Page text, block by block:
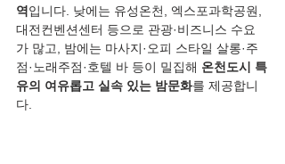
역 입니다. 낮에는 유성온천, 엑스포과학공원,
대전컨벤션센터 등으로 관광·비즈니스 수요
가 많고, 밤에는 마사지·오피 스타일 살롱·주
점·노래주점·호텔 바 등이 밀집해 온천도시 특
유의 여유롭고 실속 있는 밤문화를 제공합니
다.